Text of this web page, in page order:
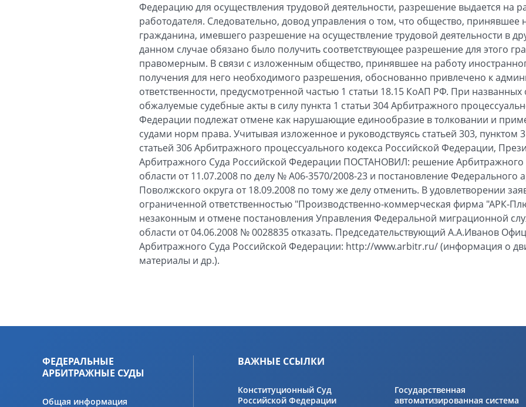
Федерацию для осуществления трудовой деятельности, разрешение выдается на
работодателя. Следовательно, довод управления о том, что общество, принявшее
гражданина, имевшего разрешение на осуществление трудовой деятельности в
данном случае обязано было получить соответствующее разрешение для этого
правомерным. В связи с изложенным общество, принявшее на работу
получения для него необходимого разрешения, обоснованно привлечено к
ответственности, предусмотренной частью 1 статьи 18.15 КоАП РФ. При названных
обжалуемые судебные акты в силу пункта 1 статьи 304 Арбитражного
Федерации подлежат отмене как нарушающие единообразие в толковании и
судами норм права. Учитывая изложенное и руководствуясь статьей 303, пунктом 3
статьей 306 Арбитражного процессуального кодекса Российской Федерации,
Арбитражного Суда Российской Федерации ПОСТАНОВИЛ: решение Арбитражного
области от 11.07.2008 по делу № А06-3570/2008-23 и постановление Федерального
Поволжского округа от 18.09.2008 по тому же делу отменить. В удовлетворении
ограниченной ответственностью "Производственно-коммерческая фирма "АРК-
незаконным и отмене постановления Управления Федеральной миграционной
области от 04.06.2008 № 0028835 отказать. Председательствующий А.А.Иванов
Арбитражного Суда Российской Федерации: http://www.arbitr.ru/ (информация о
материалы и др.).
ФЕДЕРАЛЬНЫЕ
АРБИТРАЖНЫЕ СУДЫ
Общая информация
ВАЖНЫЕ ССЫЛКИ
Конституционный Суд
Российской Федерации
Государственная
автоматизированная система